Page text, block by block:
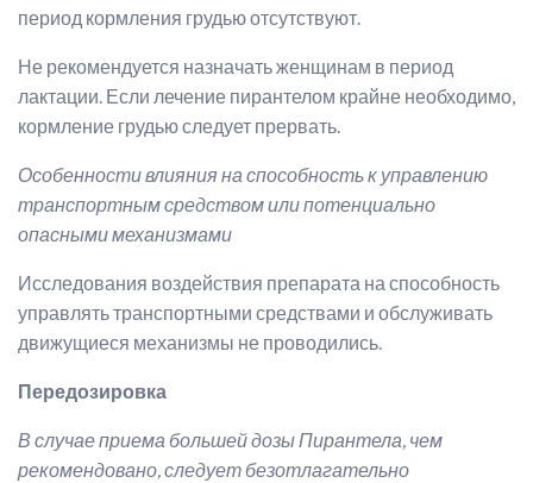
период кормления грудью отсутствуют.
Не рекомендуется назначать женщинам в период
лактации. Если лечение пирантелом крайне необходимо,
кормление грудью следует прервать.
Особенности влияния на способность к управлению
транспортным средством или потенциально
опасными механизмами
Исследования воздействия препарата на способность
управлять транспортными средствами и обслуживать
движущиеся механизмы не проводились.
Передозировка
В случае приема большей дозы Пирантела, чем
рекомендовано, следует безотлагательно